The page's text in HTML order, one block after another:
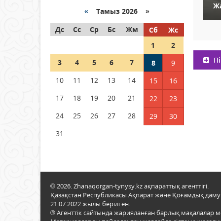
граждане Казахстана,
находящиеся за рубежом?
05 тамыз 2026 ж. 138
Шетелде жүрген Қазақстан
азаматтары қалай дауыс
бере алады?
« Тамыз 2026 »
Дс
Сс Ср Бс Жм Сб
Жс
1
2
3
4 5 6 7 8
9
10
11 12 13 14 15
16
17
18 19 20 21 22
23
24
25 26 27 28 29
30
31
© 2026. Zhanaqorgan-tynysy.kz ақпараттық агенттігі.
Қазақстан Республикасы Ақпарат және Қоғамдық даму
21.07.2022 жылы берілген.
® Агенттік сайтында жарияланған барлық